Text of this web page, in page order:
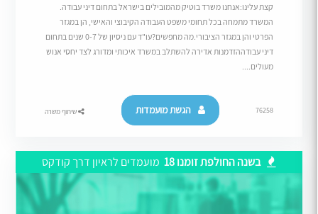
קצת עלינו:אנחנו משרד בוטיק מהמובילים בישראל בתחום דיני עבודה.
המשרד מתמחה בכל תחומי משפט העבודה הקיבוצי והאישי, הן במגזר
הפרטי והן במגזר הציבורי.מה מחפשים?עו"ד עם ניסיון של 0-7 שנים בתחום
דיני עבודההזדמנות אדירה להשתלב במשרד איכותי ומדורג לצד יחסי אנוש
מעולים....
76258 הגשת מועמדות שיתוף משרה
בשנה החולפת זומנו 18 מועמדים לראיון דרך קודקס